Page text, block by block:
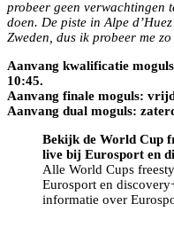
probeer geen verwachtingen
doen. De piste in Alpe
Zweden, dus ik probeer me
Aanvang kwalificatie
10:45.
Aanvang finale moguls:
Aanvang dual moguls:
Bekijk de World Cup
live bij Eurosport en
Alle World Cups
Eurosport en
informatie over